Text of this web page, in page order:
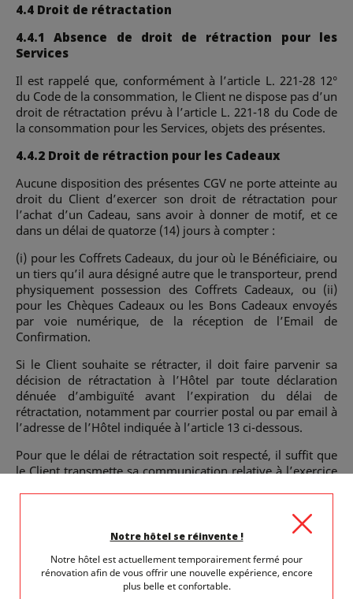
4.4 Droit de rétractation
4.4.1 Absence de droit de rétraction pour les
Services
Il est rappelé que, conformément à l’article L. 221-28 12°
du Code de la consommation, le Client ne dispose pas d’un
droit de rétractation prévu à l’article L. 221-18 du Code de
la consommation pour les Services, objets des présentes.
4.4.2 Droit de rétraction pour les Cadeaux
Aucune disposition des présentes CGV ne porte atteinte au
droit du Client d’exercer son droit de rétractation pour
l’achat d’un Cadeau, sans avoir à donner de motif, et ce
dans un délai de quatorze (14) jours à compter :
(i) pour les Coffrets Cadeaux, du jour où le Bénéficiaire, ou
un tiers qu’il aura désigné autre que le transporteur, prend
physiquement possession des Coffrets Cadeaux, ou (ii)
pour les Chèques Cadeaux ou les Bons Cadeaux envoyés
par voie numérique, de la réception de l’Email de
Confirmation.
Si le Client souhaite se rétracter, il doit faire parvenir sa
décision de rétractation à l’Hôtel par toute déclaration
dénuée d’ambiguïté avant l’expiration du délai de
rétractation, notamment par courrier postal ou par email à
l’adresse de l’Hôtel indiquée à l’article 13 ci-dessous.
Pour que le délai de rétractation soit respecté, il suffit que
le Client transmette sa communication relative à l’exercice
4.5 Annulation ou modification du fait du Client
Les Services réservés sont exclusivement soumis aux
conditions d’annulation et/ou de modification prévues
dans les Conditions Particulières du Tarif Réservé pour les
Notre hôtel se réinvente !
Notre hôtel est actuellement temporairement fermé pour
rénovation afin de vous offrir une nouvelle expérience, encore
plus belle et confortable.